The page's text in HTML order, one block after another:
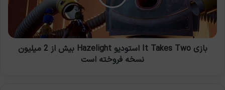
Hazelight
بیش
از
2
میلیون
بازی It Takes Two استودیو Hazelight بیش از 2 میلیون
نسخه فروخته است